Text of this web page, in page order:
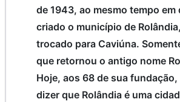
de 1943, ao mesmo tempo em
criado o município de
trocado para Caviúna.
que retornou o antigo nome
Hoje, aos 68 de sua
dizer que Rolândia é uma